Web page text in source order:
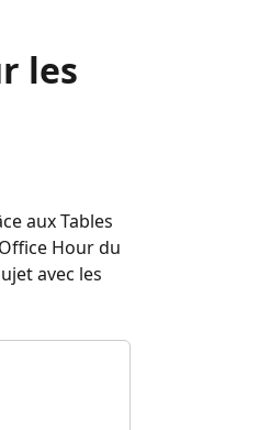
les
aux Tables
Hour du
avec les